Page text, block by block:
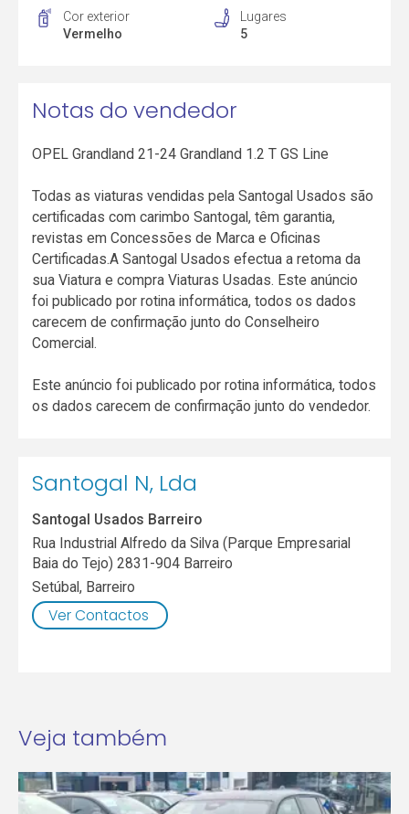
Cor exterior
Vermelho
Lugares
5
Notas do vendedor
OPEL Grandland 21-24 Grandland 1.2 T GS Line
Todas as viaturas vendidas pela Santogal Usados são
certificadas com carimbo Santogal, têm garantia,
revistas em Concessões de Marca e Oficinas
Certificadas.A Santogal Usados efectua a retoma da
sua Viatura e compra Viaturas Usadas. Este anúncio
foi publicado por rotina informática, todos os dados
carecem de confirmação junto do Conselheiro
Comercial.
Este anúncio foi publicado por rotina informática, todos
os dados carecem de confirmação junto do vendedor.
Santogal N, Lda
Santogal Usados Barreiro
Rua Industrial Alfredo da Silva (Parque Empresarial
Baia do Tejo) 2831-904 Barreiro
Setúbal, Barreiro
Ver Contactos
Veja também